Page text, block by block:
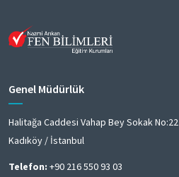
Genel Müdürlük
Halitağa Caddesi Vahap Bey Sokak No:22
Kadıköy / İstanbul
Telefon: +90 216 550 93 03